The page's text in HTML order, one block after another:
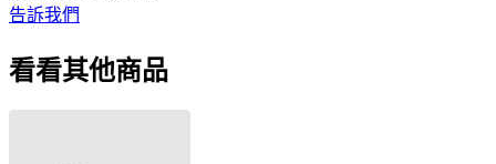
告訴我們
看看其他商品